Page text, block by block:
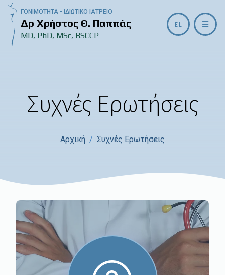
ΓΟΝΙΜΟΤΗΤΑ - ΙΔΙΩΤΙΚΟ ΙΑΤΡΕΙΟ
Δρ Χρήστος Θ. Παππάς
MD, PhD, MSc, BSCCP
EL
Συχνές Ερωτήσεις
Αρχική Συχνές Ερωτήσεις